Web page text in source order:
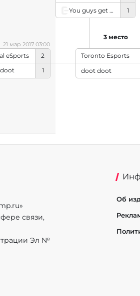
eSports
2
1
21 мар 2017 03:00
You guys get paid?
1
Toronto Esports
doot doot
3 место
связи,
Эл №
Об